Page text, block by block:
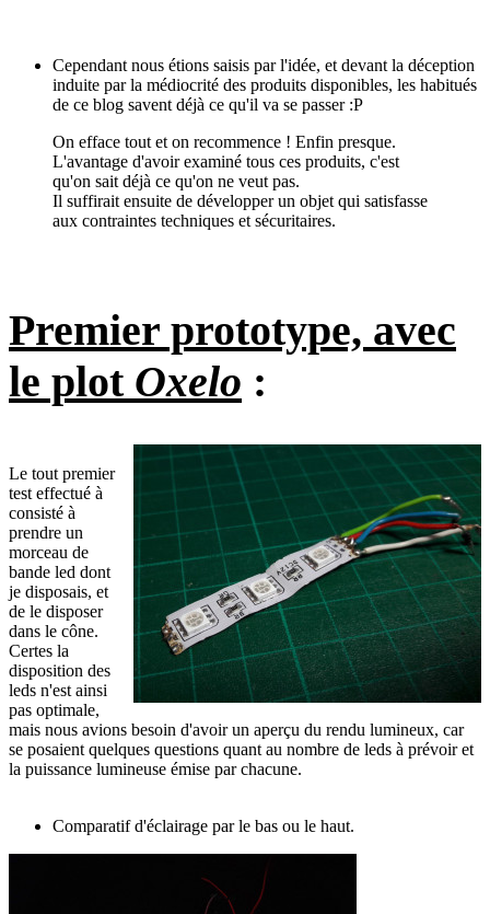
Cependant nous étions saisis par l'idée, et devant la déception
induite par la médiocrité des produits disponibles, les habitués
de ce blog savent déjà ce qu'il va se passer :P
On efface tout et on recommence ! Enfin presque.
L'avantage d'avoir examiné tous ces produits, c'est
qu'on sait déjà ce qu'on ne veut pas.
Il suffirait ensuite de développer un objet qui satisfasse
aux contraintes techniques et sécuritaires.
Premier prototype, avec
le plot Oxelo :
Le tout premier
test effectué à
consisté à
prendre un
morceau de
bande led dont
je disposais, et
de le disposer
dans le cône.
Certes la
disposition des
leds n'est ainsi
pas optimale,
mais nous avions besoin d'avoir un aperçu du rendu lumineux, car
se posaient quelques questions quant au nombre de leds à prévoir et
la puissance lumineuse émise par chacune.
Comparatif d'éclairage par le bas ou le haut.